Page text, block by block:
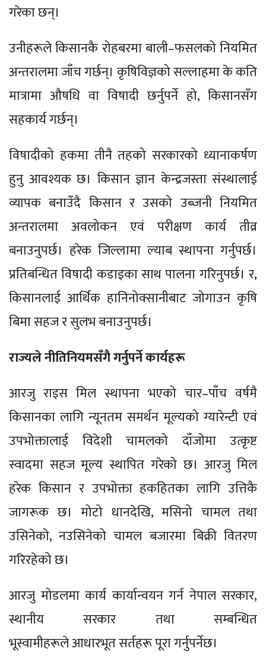
गरेका छन्।
उनीहरूले किसानकै रोहबरमा बाली–फसलको नियमित
अन्तरालमा जाँच गर्छन्। कृषिविज्ञको सल्लाहमा के कति
मात्रामा औषधि वा विषादी छर्नुपर्ने हो, किसानसँग
सहकार्य गर्छन्।
विषादीको हकमा तीनै तहको सरकारको ध्यानाकर्षण
हुनु आवश्यक छ। किसान ज्ञान केन्द्रजस्ता संस्थालाई
व्यापक बनाउँदै किसान र उसको उब्जनी नियमित
अन्तरालमा अवलोकन एवं परीक्षण कार्य तीव्र
बनाउनुपर्छ। हरेक जिल्लामा ल्याब स्थापना गर्नुपर्छ।
प्रतिबन्धित विषादी कडाइका साथ पालना गरिनुपर्छ। र,
किसानलाई आर्थिक हानिनोक्सानीबाट जोगाउन कृषि
बिमा सहज र सुलभ बनाउनुपर्छ।
राज्यले नीतिनियमसँगै गर्नुपर्ने कार्यहरू
आरजु राइस मिल स्थापना भएको चार–पाँच वर्षमै
किसानका लागि न्यूनतम समर्थन मूल्यको ग्यारेन्टी एवं
उपभोक्तालाई विदेशी चामलको दाँजोमा उत्कृष्ट
स्वादमा सहज मूल्य स्थापित गरेको छ। आरजु मिल
हरेक किसान र उपभोक्ता हकहितका लागि उत्तिकै
जागरूक छ। मोटो धानदेखि, मसिनो चामल तथा
उसिनेको, नउसिनेको चामल बजारमा बिक्री वितरण
गरिरहेको छ।
आरजु मोडलमा कार्य कार्यान्वयन गर्न नेपाल सरकार,
स्थानीय सरकार तथा सम्बन्धित
भूस्वामीहरूले आधारभूत सर्तहरू पूरा गर्नुपर्नेछ।